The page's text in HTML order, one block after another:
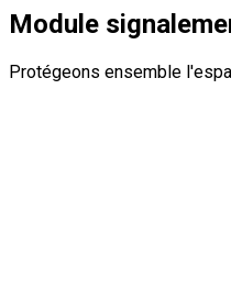
Module
Protégeons ensemble